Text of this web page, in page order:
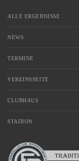
ALLE ERGEBNISSE
NEWS
TERMINE
VEREINSSEITE
CLUBHAUS
STADION